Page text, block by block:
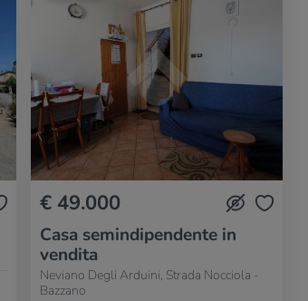
€ 49.000
Casa semindipendente in
vendita
Neviano Degli Arduini, Strada Nocciola -
Bazzano